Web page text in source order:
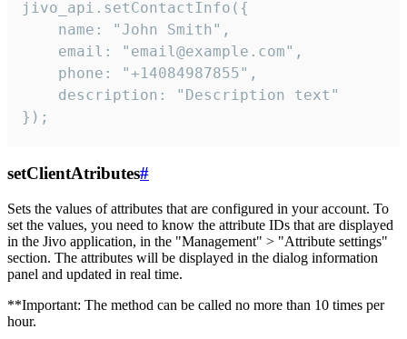
jivo_api.setContactInfo({
    name: "John Smith",
    email: "email@example.com",
    phone: "+14084987855",
    description: "Description text"
});
setClientAtributes#
Sets the values ​​of attributes that are configured in your account. To
set the values, you need to know the attribute IDs that are displayed
in the Jivo application, in the "Management" > "Attribute settings"
section. The attributes will be displayed in the dialog information
panel and updated in real time.
**Important: The method can be called no more than 10 times per
hour.